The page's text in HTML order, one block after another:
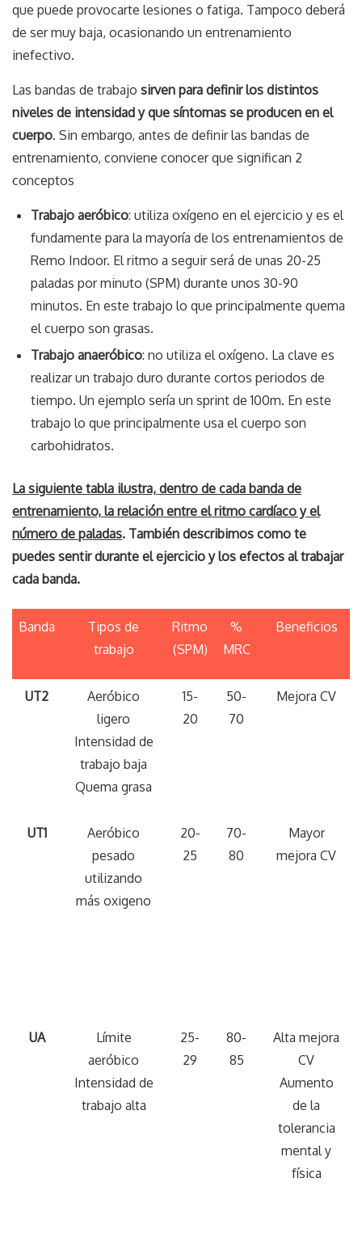
que puede provocarte lesiones o fatiga. Tampoco deberá
de ser muy baja, ocasionando un entrenamiento
inefectivo.
Las bandas de trabajo sirven para definir los distintos
niveles de intensidad y que síntomas se producen en el
cuerpo. Sin embargo, antes de definir las bandas de
entrenamiento, conviene conocer que significan 2
conceptos
Trabajo aeróbico: utiliza oxígeno en el ejercicio y es el
fundamente para la mayoría de los entrenamientos de
Remo Indoor. El ritmo a seguir será de unas 20-25
paladas por minuto (SPM) durante unos 30-90
minutos. En este trabajo lo que principalmente quema
el cuerpo son grasas.
Trabajo anaeróbico: no utiliza el oxígeno. La clave es
realizar un trabajo duro durante cortos periodos de
tiempo. Un ejemplo sería un sprint de 100m. En este
trabajo lo que principalmente usa el cuerpo son
carbohidratos.
La siguiente tabla ilustra, dentro de cada banda de
entrenamiento, la relación entre el ritmo cardíaco y el
número de paladas. También describimos como te
puedes sentir durante el ejercicio y los efectos al trabajar
cada banda.
Banda
Tipos de
trabajo
Ritmo
(SPM)
%
MRC
Beneficios
Banda
Tipos de
trabajo
Ritmo
(SPM)
%
MRC
Beneficios
UT2
Aeróbico
ligero
Intensidad de
trabajo baja
Quema grasa
15-
20
50-
70
Mejora CV
UT1
Aeróbico
pesado
utilizando
más oxigeno
20-
25
70-
80
Mayor
mejora CV
UA
Límite
aeróbico
Intensidad de
trabajo alta
25-
29
80-
85
Alta mejora
CV
Aumento
de la
tolerancia
mental y
física